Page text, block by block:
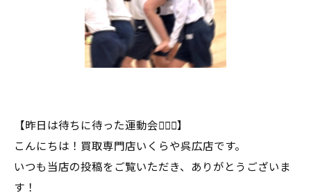
【昨日は待ちに待った運動会🏃‍♂️✨】
こんにちは！買取専門店いくらや呉広店です。
いつも当店の投稿をご覧いただき、ありがとうございま
す！